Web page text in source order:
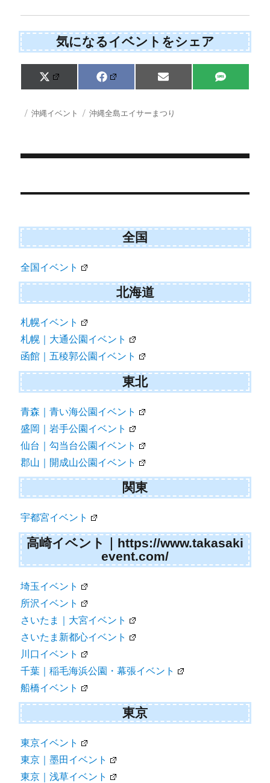
気になるイベントをシェア
Share
on
X
(
w
r
Share
on
F
a
e
b
Share
on
E
m
i
Share
on
S
M
投 カ
沖縄イベント
タ
沖縄全島エイサーまつり
稿
ビ
ゲ
ー
シ
ョ
ン
全国
全国イベント
北海道
札幌イベント
札幌｜大通公園イベント
函館｜五稜郭公園イベント
東北
青森｜青い海公園イベント
盛岡｜岩手公園イベント
仙台｜勾当台公園イベント
郡山｜開成山公園イベント
関東
宇都宮イベント
高崎イベント｜https://www.takasaki
event.com/
埼玉イベント
所沢イベント
さいたま｜大宮イベント
さいたま新都心イベント
川口イベント
千葉｜稲毛海浜公園・幕張イベント
船橋イベント
東京
東京イベント
東京｜墨田イベント
東京｜浅草イベント